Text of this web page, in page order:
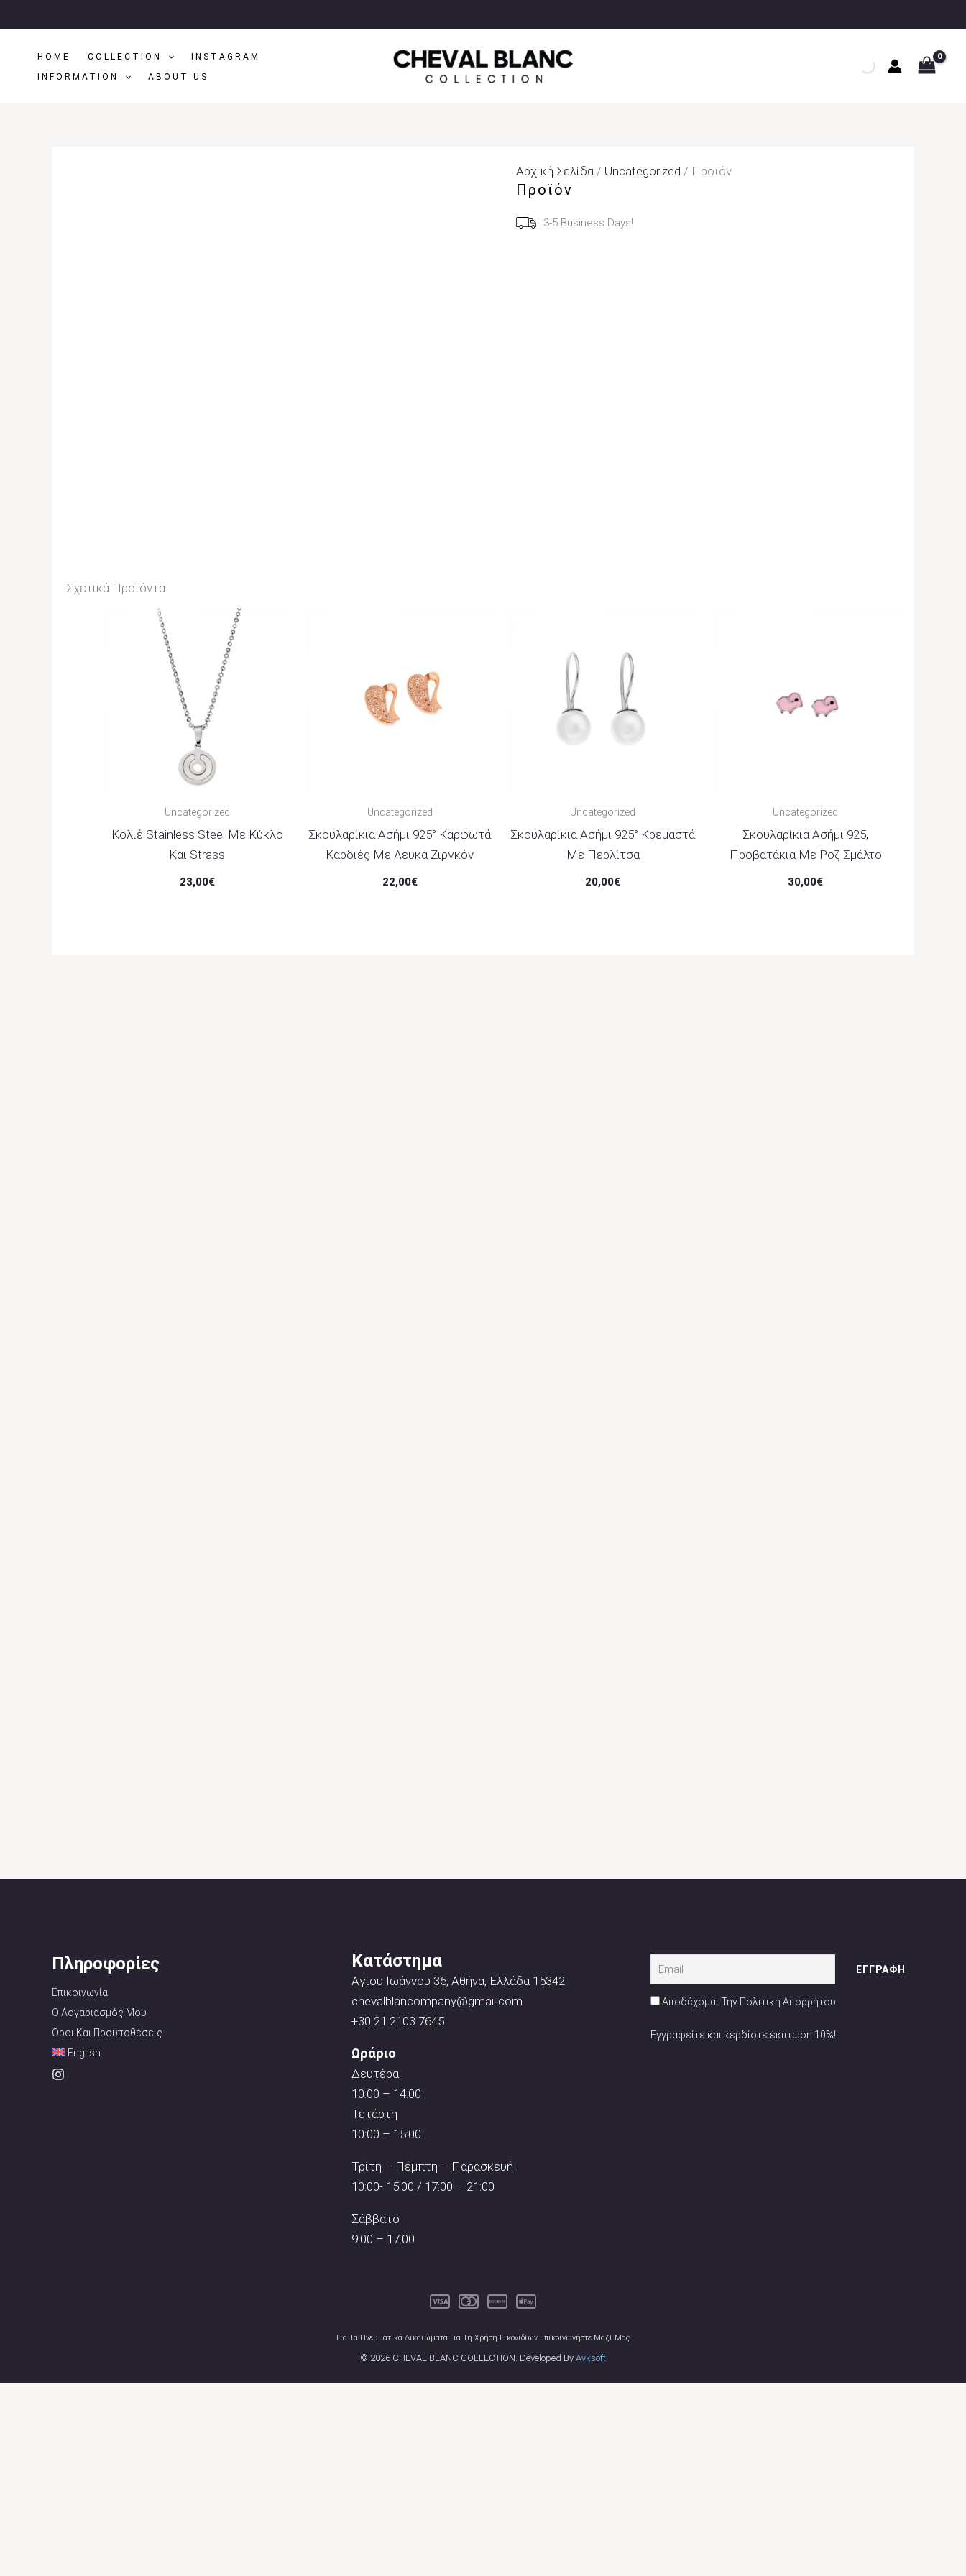
Στο
Περιεχόμενο
HOME COLLECTION
INSTAGRAM
INFORMATION
ABOUT US
Αρχική Σελίδα/ Uncategorized / Προϊόν
Προϊόν
3-5 Business Days!
Σχετικά Προϊόντα
Uncategorized
Κολιέ Stainless Steel Με Κύκλο
Και Strass
23,00€
Uncategorized
Σκουλαρίκια Ασήμι 925° Καρφωτά
Καρδιές Με Λευκά Ζιργκόν
22,00€
Uncategorized
Σκουλαρίκια Ασήμι 925° Κρεμαστά
Με Περλίτσα
20,00€
Uncategorized
Σκουλαρίκια Ασήμι 925,
Προβατάκια Με Ροζ Σμάλτο
30,00€
Πληροφορίες
Επικοινωνία
Ο Λογαριασμός Μου
Όροι Και Προϋποθέσεις
English
Κατάστημα
Αγίου Ιωάννου 35, Αθήνα, Ελλάδα 15342
chevalblancompany@gmail.com
+30 21 2103 7645
Ωράριο
Δευτέρα
10:00 – 14:00
Τετάρτη
10:00 – 15:00
Τρίτη – Πέμπτη – Παρασκευή
10:00- 15:00 / 17:00 – 21:00
Σάββατο
9:00 – 17:00
Αποδέχομαι Την Πολιτική Απορρήτου
Εγγραφείτε και κερδίστε έκπτωση 10%!
Για Τα Πνευματικά Δικαιώματα Για Τη Χρήση Εικονιδίων Επικοινωνήστε Μαζί Μας
© 2026 CHEVAL BLANC COLLECTION. Developed By Avksoft